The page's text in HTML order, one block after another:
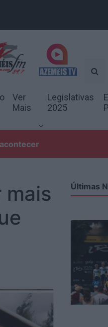
Ver
Mais
Legislativas
2025
mais
Últimas